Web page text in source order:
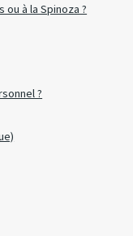
à la Spinoza ?
?